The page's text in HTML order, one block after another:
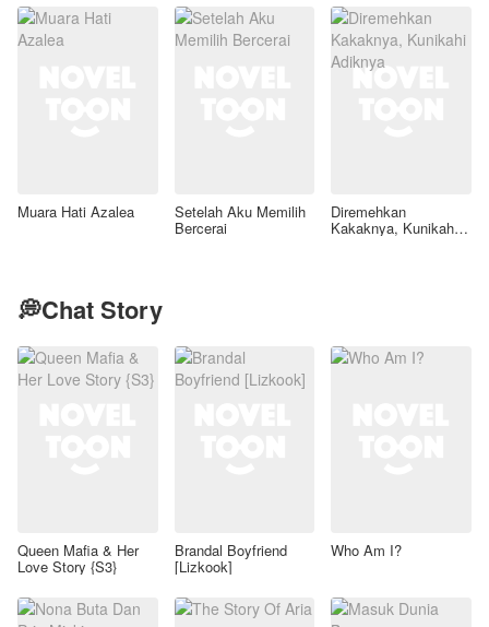
TIRAN KAELEN
AZRAEL
Muara Hati Azalea Setelah Aku Memilih
Bercerai
Diremehkan
Kakaknya, Kunikahi
💭Chat Story
Queen Mafia & Her
Love Story {S3}
Brandal Boyfriend
[Lizkook]
Who Am I?